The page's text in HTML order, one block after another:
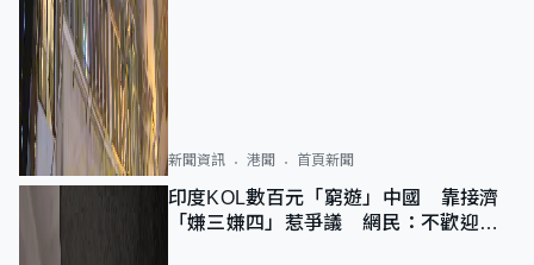
新聞資訊 港聞 首頁新聞
印度KOL數百元「窮遊」中國 靠接濟
「嫌三嫌四」惹爭議 網民：不歡迎劣